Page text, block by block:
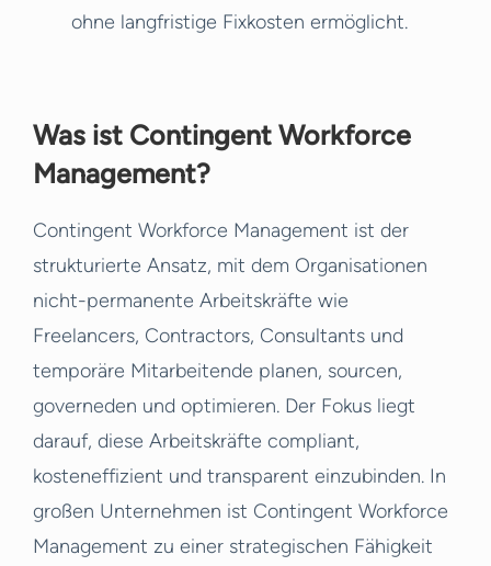
ohne langfristige Fixkosten ermöglicht.
Was ist Contingent Workforce
Management?
Contingent Workforce Management ist der
strukturierte Ansatz, mit dem Organisationen
nicht-permanente Arbeitskräfte wie
Freelancers, Contractors, Consultants und
temporäre Mitarbeitende planen, sourcen,
governeden und optimieren. Der Fokus liegt
darauf, diese Arbeitskräfte compliant,
kosteneffizient und transparent einzubinden. In
großen Unternehmen ist Contingent Workforce
Management zu einer strategischen Fähigkeit